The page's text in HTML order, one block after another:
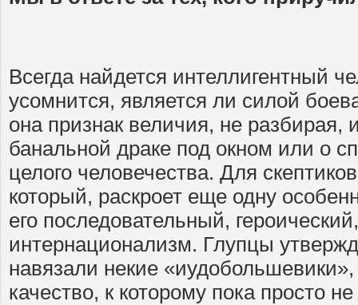
Всегда найдется интеллигентный
усомнится, является ли силой
она признак величия, не разбирая,
банальной драке под окном или о
целого человечества. Для
который, раскроет еще одну
его последовательный,
интернационализм. Глупцы
навязали некие
качество, к которому пока просто